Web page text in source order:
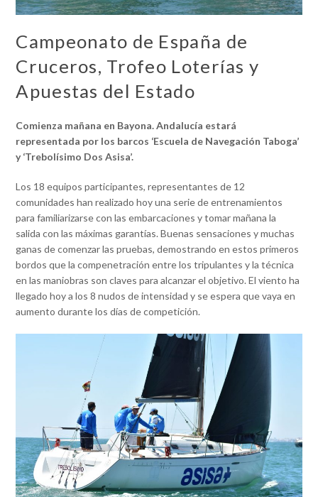
Campeonato de España de
Cruceros, Trofeo Loterías y
Apuestas del Estado
Comienza mañana en Bayona. Andalucía estará
representada por los barcos ‘Escuela de Navegación Taboga’
y ‘Trebolísimo Dos Asisa’.
Los 18 equipos participantes, representantes de 12
comunidades han realizado hoy una serie de entrenamientos
para familiarizarse con las embarcaciones y tomar mañana la
salida con las máximas garantías. Buenas sensaciones y muchas
ganas de comenzar las pruebas, demostrando en estos primeros
bordos que la compenetración entre los tripulantes y la técnica
en las maniobras son claves para alcanzar el objetivo. El viento ha
llegado hoy a los 8 nudos de intensidad y se espera que vaya en
aumento durante los días de competición.